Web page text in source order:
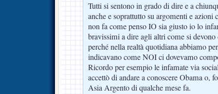
Tutti si sentono in grado di dire e a
anche e soprattutto su argomenti e azioni
non fa come penso IO sia giusto io lo
bravissimi a dire agli altri come si
perché nella realtà quotidiana abbiamo
indicavano come NOI ci dovevamo
Ricordo per esempio le infamate via
accettò di andare a conoscere Obama o,
Asia Argento di qualche mese fa.